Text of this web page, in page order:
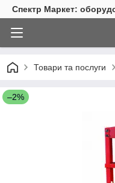
Спектр Маркет:
Товари та послуги
–2%